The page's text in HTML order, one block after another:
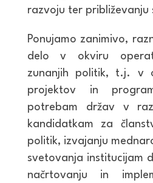
razvoju ter približevanju
Ponujamo zanimivo,
delo v okviru
zunanjih politik, t.j. v
projektov in
potrebam držav v
kandidatkam za
politik, izvajanju
svetovanja institucijam
načrtovanju in